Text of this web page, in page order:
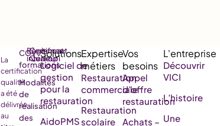
La
certification
qualité
a été
délivrée
au
CGV
formations
Modalités
de
réalisation
des
Règlement
intérieur
Certificat
Qualiopi
Logiciel de
gestion
pour la
restauration
AidoPMS
Restauration
commerciale
Restauration
scolaire
Appel
d’offre
restauration
Achats –
Découvrir
VICI
L’histoire
Une